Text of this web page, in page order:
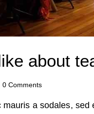
about
0 Comments
a sodales,